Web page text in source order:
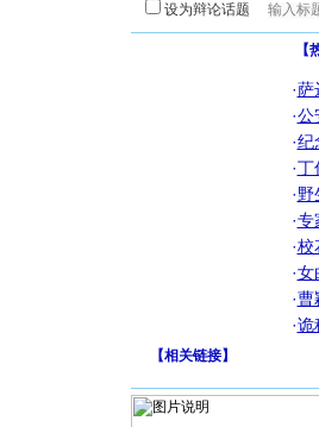
设为辩论话题
【
·萨
·公
·纪
·丁
·野
·专
·校
·女
·曹
·诡
【相关链接】